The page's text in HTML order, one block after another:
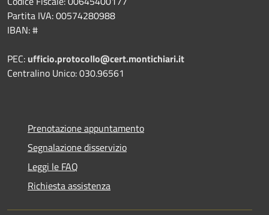
Partita IVA: 00574280988
IBAN: #
PEC: ufficio.protocollo@cert.montichiari.it
Centralino Unico: 030.96561
Prenotazione appuntamento
Segnalazione disservizio
Leggi le FAQ
Richiesta assistenza